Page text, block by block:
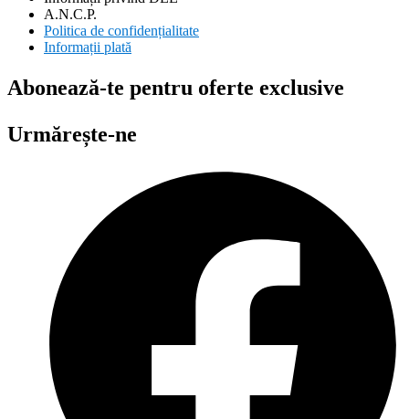
A.N.C.P.
Politica de confidențialitate
Informații plată
Abonează-te pentru oferte exclusive
Urmărește-ne